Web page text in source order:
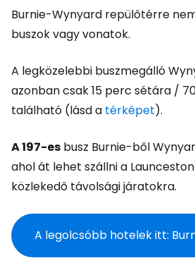
Burnie-Wynyard repülőtérre
buszok vagy vonatok.
A legközelebbi buszmegálló
azonban csak 15 perc sétára /
található (lásd a térképet).
A 197-es busz Burnie-ből
ahol át lehet szállni a
közlekedő távolsági járatokra.
A legolcsóbb hotelek itt: